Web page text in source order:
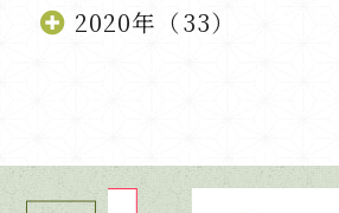
2020年（33）